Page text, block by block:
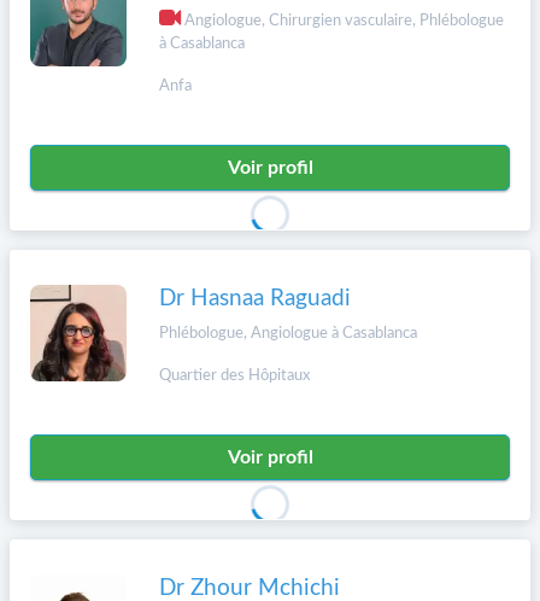
Angiologue, Chirurgien vasculaire, Phlébologue
à Casablanca
Anfa
Voir profil
Dr Hasnaa Raguadi
Phlébologue, Angiologue à Casablanca
Quartier des Hôpitaux
Voir profil
Dr Zhour Mchichi